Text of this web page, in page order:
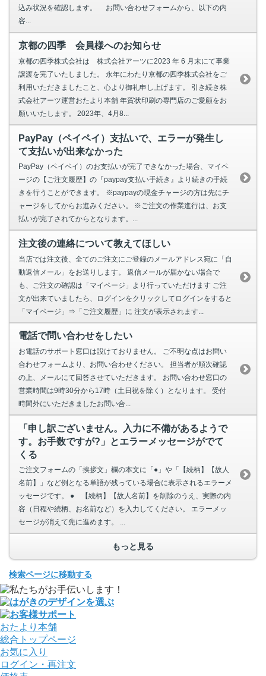
込み状況を確認します。 お問い合わせフォームから、以下の内
容...
京都の四季 会員様へのお知らせ
京都の四季株式会社は 株式会社アーツに2023 年 6 月末にて事業
譲渡を完了いたしました。 永年にわたり京都の四季株式会社をご
利用いただきましたこと、心より御礼申し上げます。 引き続き株
式会社アーツ運営おたより本舗 年賀状印刷の専門店のご愛顧をお
願いいたします。 2023年、4月8...
PayPay（ペイペイ）支払いで、エラーが発生し
て支払いが出来なかった
PayPay（ペイペイ）のお支払いが完了できなかった場合、マイペ
ージの【ご注文履歴】の『paypay支払い手続き』より続きの手続
きを行うことができます。 ※paypayの現金チャージの方は先にチ
ャージをしてからお進みください。 ※ご注文の作業進行は、お支
払いが完了されてからとなります。...
注文後の連絡について教えてほしい
当店では注文後、全てのご注文にご登録のメールアドレス宛に「自
動返信メール」をお送りします。 返信メールが届かない場合で
も、ご注文の確認は「マイページ」より行っていただけます ご注
文が出来ていましたら、ログインをクリックしてログインをすると
「マイページ」⇒「ご注文履歴」に 注文が表示されます...
電話で問い合わせをしたい
お電話のサポート窓口は設けておりません。 ご不明な点はお問い
合わせフォームより、お問い合わせください。 担当者が順次確認
の上、メールにて回答させていただきます。 お問い合わせ窓口の
営業時間は9時30分から17時（土日祝を除く）となります。 受付
時間外にいただきましたお問い合...
「申し訳ございません。入力に不備があるようで
す。お手数ですが?」とエラーメッセージがでて
くる
ご注文フォームの「挨拶文」欄の本文に「●」や「【続柄】【故人
名前】」など例となる単語が残っている場合に表示されるエラーメ
ッセージです。 ● 【続柄】【故人名前】を削除のうえ、実際の内
容（日程や続柄、お名前など）を入力してください。 エラーメッ
セージが消えて先に進めます。 ...
もっと見る
検索ページに移動する
おたより本舗
総合トップページ
お気に入り
ログイン・再注文